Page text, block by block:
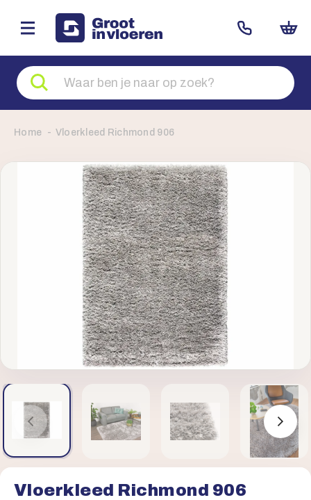
Zoeken
naar
producten
Home Vloerkleed Richmond 906
Vloerkleed Richmond 906